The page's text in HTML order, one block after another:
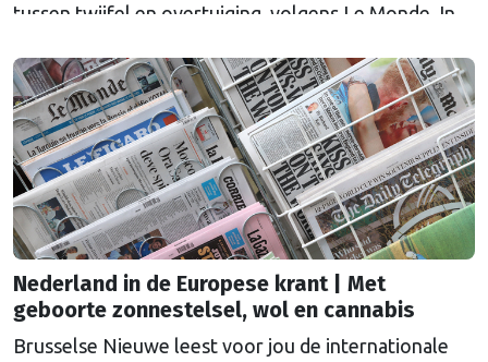
tussen twijfel en overtuiging, volgens Le Monde. In
oktober sprak de Franse krant inwoners van
Spijkenisse ‘la ville de Henk et Ingrid’, die heen en
weer worden geslingerd tussen teleurstelling over
de beloften van de PVV om voor “de gewone man”
te zorgen en …Continued
Nederland in de Europese krant | Met
geboorte zonnestelsel, wol en cannabis
Brusselse Nieuwe leest voor jou de internationale